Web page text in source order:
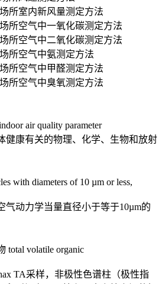
室内新风量测定方法
空气中一氧化碳测定方法
空气中二氧化碳测定方法
所空气中氨测定方法
空气中甲醛测定方法
空气中臭氧测定方法
air quality parameter
康有关的物理、化学、生物和放射
diameters of 10 µm or less,
动力学当量直径小于等于10µm的
volatile organic
TA采样，非极性色谱柱（极性指